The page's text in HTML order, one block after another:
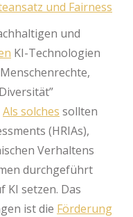
und Fairness
und
KI-Technologien
Als solches sollten
(HRIAs),
Verhaltens
durchgeführt
KI setzen. Das
ist die Förderung